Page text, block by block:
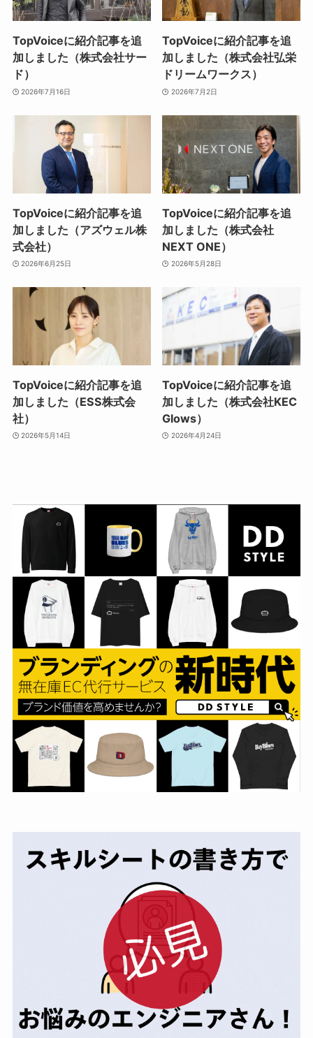
TopVoiceに紹介記事を追
加しました（株式会社サー
ド）
2026年7月16日
TopVoiceに紹介記事を追
加しました（株式会社弘栄
ドリームワークス）
2026年7月2日
TopVoiceに紹介記事を追
加しました（アズウェル株
式会社）
2026年6月25日
TopVoiceに紹介記事を追
加しました（株式会社
NEXT ONE）
2026年5月28日
TopVoiceに紹介記事を追
加しました（ESS株式会
社）
2026年5月14日
TopVoiceに紹介記事を追
加しました（株式会社KEC
Glows）
2026年4月24日